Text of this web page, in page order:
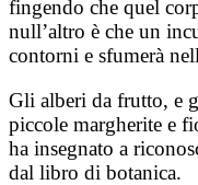
fingendo che quel
null’altro è che un
contorni e sfumerà
Gli alberi da frutto, e
piccole margherite e
ha insegnato a
dal libro di botanica.